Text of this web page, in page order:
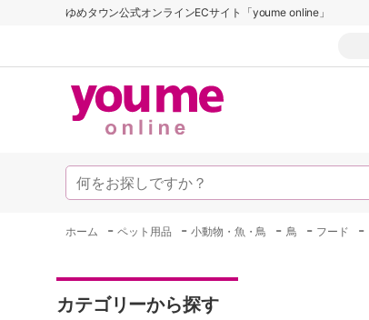
ゆめタウン公式オンラインECサイト「youme online」
ホーム -ペット用品 -小動物・魚・鳥 - 鳥 - フード -
カテゴリーから探す